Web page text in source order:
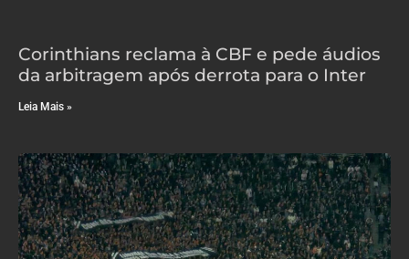
Corinthians reclama à CBF e pede áudios
da arbitragem após derrota para o Inter
Leia Mais »